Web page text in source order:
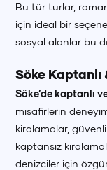
Bu tür turlar,
için ideal bir
sosyal alanlar bu
Söke Kaptanlı
Söke’de kaptanlı
misafirlerin
kiralamalar,
kaptansız
denizciler için